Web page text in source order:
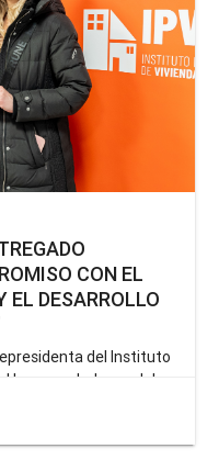
CON EL
EL DESARROLLO
del Instituto
hacer un balance del
de la operatoria
gobernador Gustavo